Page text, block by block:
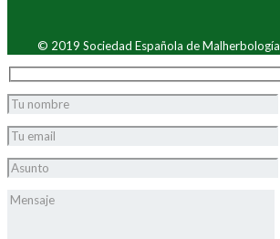
© 2019 Sociedad Española de Malherbología